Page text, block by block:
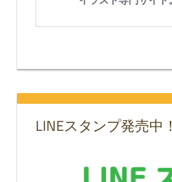
LINEスタンプ発売中！